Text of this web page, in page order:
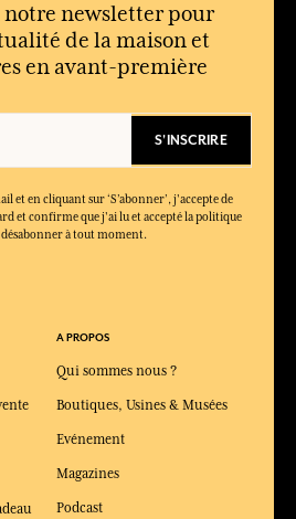
notre newsletter pour
de la maison et
en avant-première
S'INSCRIRE
et en cliquant sur ‘S’abonner’, j'accepte de
et confirme que j'ai lu et accepté la politique
à tout moment.
A PROPOS
Qui sommes nous ?
Boutiques, Usines & Musées
Evénement
Magazines
Podcast